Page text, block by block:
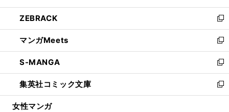
開
く
ウ
で
開
く
ン
ド
ウ
で
開
く
ウ
ィ
ン
ド
ウ
で
開
く
し
い
ウ
ィ
ン
ド
ウ
で
開
ZEBRACK
新
し
い
ウ
ィ
ン
ド
ウ
マンガMeets
新
し
い
ウ
ィ
ン
S-MANGA
新
し
い
ウ
集英社コミック文庫
新
し
女性マンガ